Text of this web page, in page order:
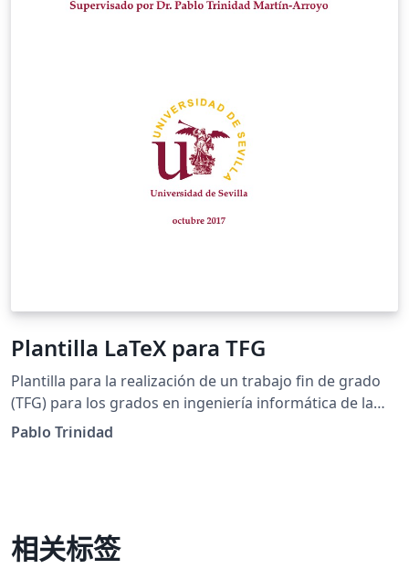
Plantilla LaTeX para TFG
Plantilla para la realización de un trabajo fin de grado
(TFG) para los grados en ingeniería informática de la
Escuela Técnica Superior de Ingeniería Informática de la
Pablo Trinidad
相关标签